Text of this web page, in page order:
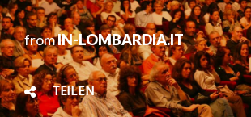
fromIN-LOMBARDIA.IT
TEILEN